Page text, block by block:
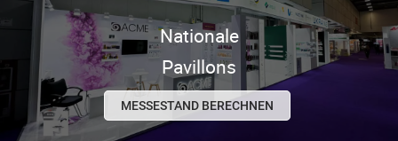
Nationale
Pavillons
MESSESTAND BERECHNEN